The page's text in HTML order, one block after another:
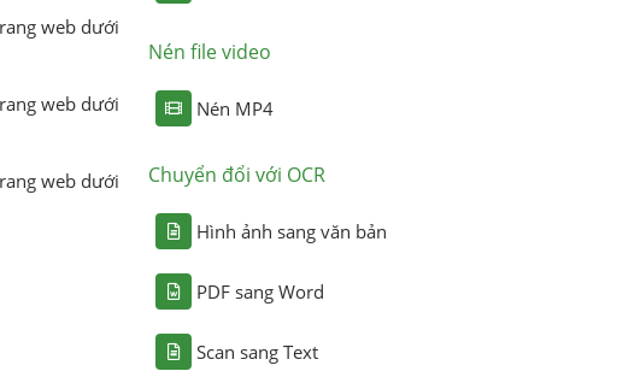
web dưới
web dưới
web dưới
Nén file video
Nén MP4
Chuyển đổi với OCR
Hình ảnh sang văn bản
PDF sang Word
Scan sang Text